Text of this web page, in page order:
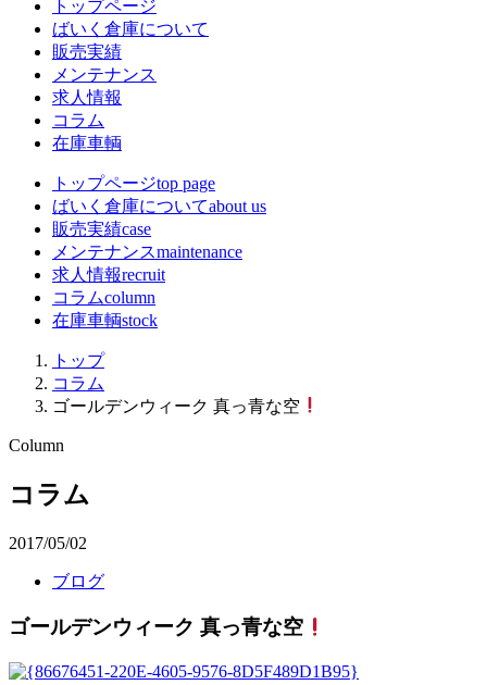
トップページ
ばいく倉庫について
販売実績
メンテナンス
求人情報
コラム
在庫車輌
トップページtop page
ばいく倉庫についてabout us
販売実績case
メンテナンスmaintenance
求人情報recruit
コラムcolumn
在庫車輌stock
トップ
コラム
ゴールデンウィーク 真っ青な空
Column
コラム
2017/05/02
ブログ
ゴールデンウィーク 真っ青な空